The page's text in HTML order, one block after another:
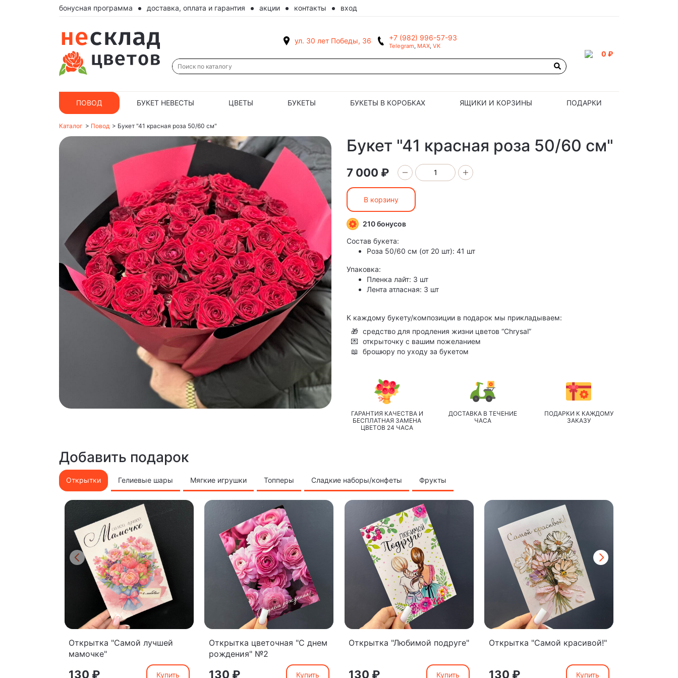
бонусная программа доставка, оплата и гарантия акции контакты вход
ул. 30 лет Победы, 36 +7 (982) 996-57-93
Telegram, MAX, VK
0 ₽
ПОВОД БУКЕТ НЕВЕСТЫ ЦВЕТЫ БУКЕТЫ БУКЕТЫ В КОРОБКАХ ЯЩИКИ И КОРЗИНЫ ПОДАРКИ
Каталог > Повод > Букет "41 красная роза 50/60 см"
Букет "41 красная роза 50/60 см"
7 000 ₽
В корзину
210 бонусов
Состав букета:
Роза 50/60 см (от 20 шт): 41 шт
Упаковка:
Пленка лайт: 3 шт
Лента атласная: 3 шт
К каждому букету/композиции в подарок мы прикладываем:
🎁 средство для продления жизни цветов “Chrysal”
💌 открыточку с вашим пожеланием
📖 брошюру по уходу за букетом
ГАРАНТИЯ КАЧЕСТВА И
БЕСПЛАТНАЯ ЗАМЕНА
ЦВЕТОВ 24 ЧАСА
ДОСТАВКА В ТЕЧЕНИЕ
ЧАСА
ПОДАРКИ К КАЖДОМУ
ЗАКАЗУ
Добавить подарок
Открытки Гелиевые шары Мягкие игрушки Топперы Сладкие наборы/конфеты Фрукты
Открытка "Самой лучшей
мамочке"
130 ₽ Купить
Открытка цветочная "С днем
рождения" №2
130 ₽ Купить
Открытка "Любимой подруге"
130 ₽ Купить
Открытка "Самой красивой!"
130 ₽ Купить